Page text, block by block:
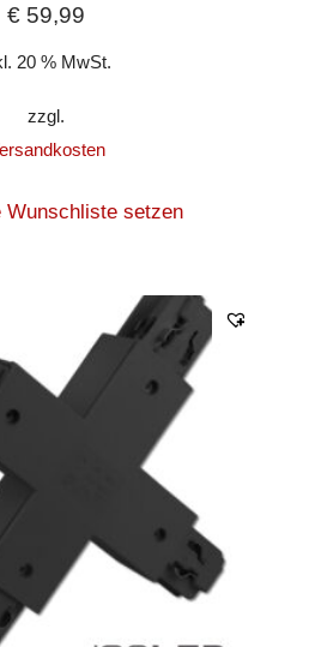
€ 59,99
20 % MwSt.
zzgl.
Wunschliste setzen